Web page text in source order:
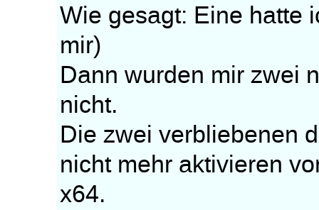
Wie gesagt: Eine hatte
mir)
Dann wurden mir zwei
nicht.
Die zwei verbliebenen
nicht mehr aktivieren
x64.